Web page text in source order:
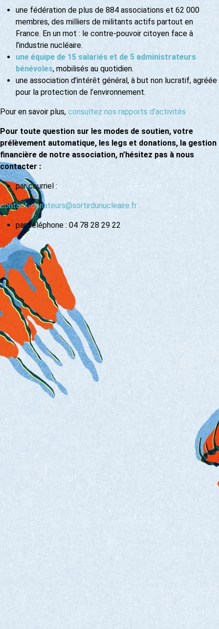
une fédération de plus de 884 associations et 62 000
membres, des milliers de militants actifs partout en
France. En un mot : le contre-pouvoir citoyen face à
l’industrie nucléaire.
une équipe de 15 salariés et de 5 administrateurs
bénévoles, mobilisés au quotidien.
une association d’intérêt général, à but non lucratif, agréée
pour la protection de l’environnement.
Pour en savoir plus, consultez nos rapports d’activités
Pour toute question sur les modes de soutien, votre
prélèvement automatique, les legs et donations, la gestion
financière de notre association, n’hésitez pas à nous
contacter :
par courriel :
contact-donateurs@sortirdunucleaire.fr
par téléphone : 04 78 28 29 22